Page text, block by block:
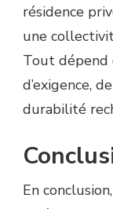
résidence
une
Tout dépend
d’exigence,
durabilité
En